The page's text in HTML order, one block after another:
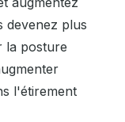
devenez plus
la posture
l'étirement